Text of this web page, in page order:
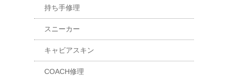
持ち手修理
スニーカー
キャビアスキン
COACH修理